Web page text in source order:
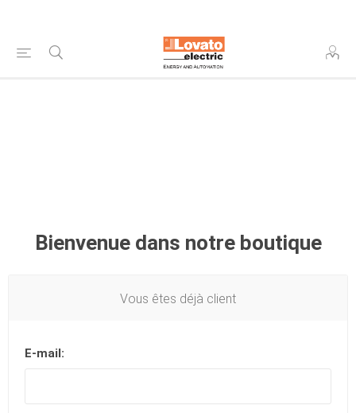
Bienvenue dans notre boutique
Vous êtes déjà client
E-mail: